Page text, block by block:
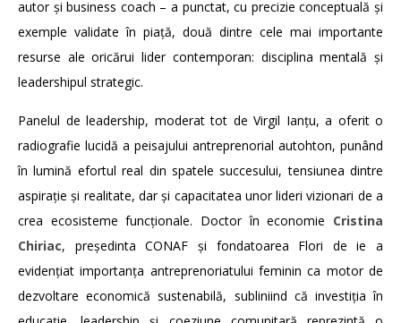
autor și business coach – a punctat, cu precizie conceptuală și
exemple validate în piață, două dintre cele mai importante
resurse ale oricărui lider contemporan: disciplina mentală și
leadershipul strategic.
Panelul de leadership, moderat tot de Virgil Ianțu, a oferit o
radiografie lucidă a peisajului antreprenorial autohton, punând
în lumină efortul real din spatele succesului, tensiunea dintre
aspirație și realitate, dar și capacitatea unor lideri vizionari de a
crea ecosisteme funcționale. Doctor în economie Cristina
Chiriac, președinta CONAF și fondatoarea Flori de ie a
evidențiat importanța antreprenoriatului feminin ca motor de
dezvoltare economică sustenabilă, subliniind că investiția în